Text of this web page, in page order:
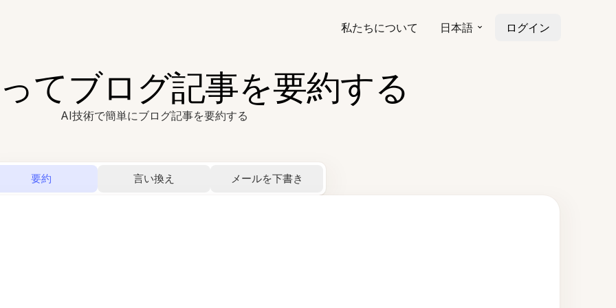
私たちについて 日本語 ログイン
てブログ記事を要約する
AI技術で簡単にブログ記事を要約する
要約 言い換え メールを下書き